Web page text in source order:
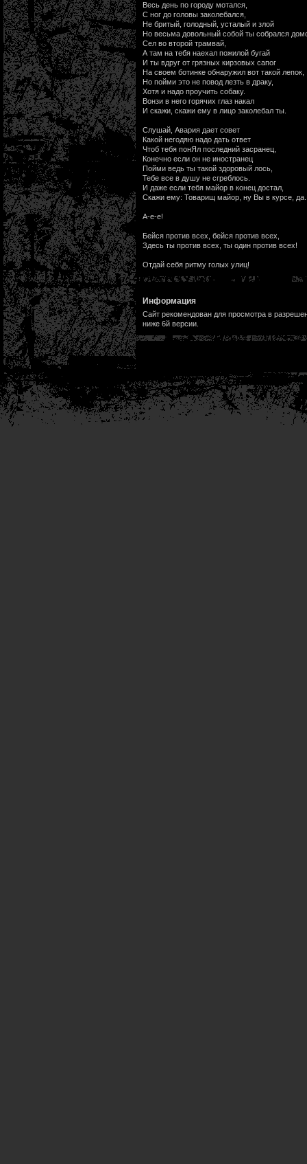
Весь день по городу мотался,
С ног до головы заколебался,
Не бритый, голодный, усталый и злой
Но весьма довольный собой ты собрался
Сел во второй трамвай,
А там на тебя наехал пожилой бугай
И ты вдруг от грязных кирзовых сапог
На своем ботинке обнаружил вот такой лепок,
Но пойми это не повод лезть в драку,
Хотя и надо проучить собаку.
Вонзи в него горячих глаз накал
И скажи, скажи ему в лицо заколебал ты.
Слушай, Авария дает совет
Какой негодяю надо дать ответ
Чтоб тебя понЯл последний засранец,
Конечно если он не иностранец
Пойми ведь ты такой здоровый лось,
Тебе все в душу не сгреблось.
И даже если тебя майор в конец достал,
Скажи ему: Товарищ майор, ну Вы в курсе,
А-е-е!
Бейся против всех, бейся против всех,
Здесь ты против всех, ты один против всех!
Отдай себя ритму голых улиц!
Информация
Сайт рекомендован для просмотра в
ниже 6й версии.